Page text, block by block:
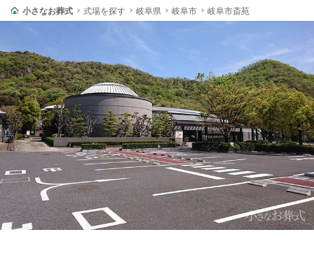
小さなお葬式 式場を探す 岐阜県 岐阜市 岐阜市斎苑